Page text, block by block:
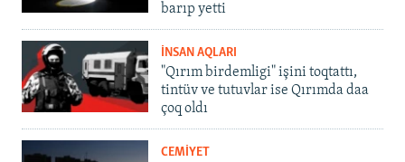
barıp yetti
İNSAN AQLARI
"Qırım birdemligi" işini toqtattı,
tintüv ve tutuvlar ise Qırımda daa
çoq oldı
CEMİYET